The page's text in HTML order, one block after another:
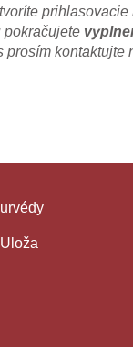
prihlasovacie
pokračujete
prosím kontaktujte